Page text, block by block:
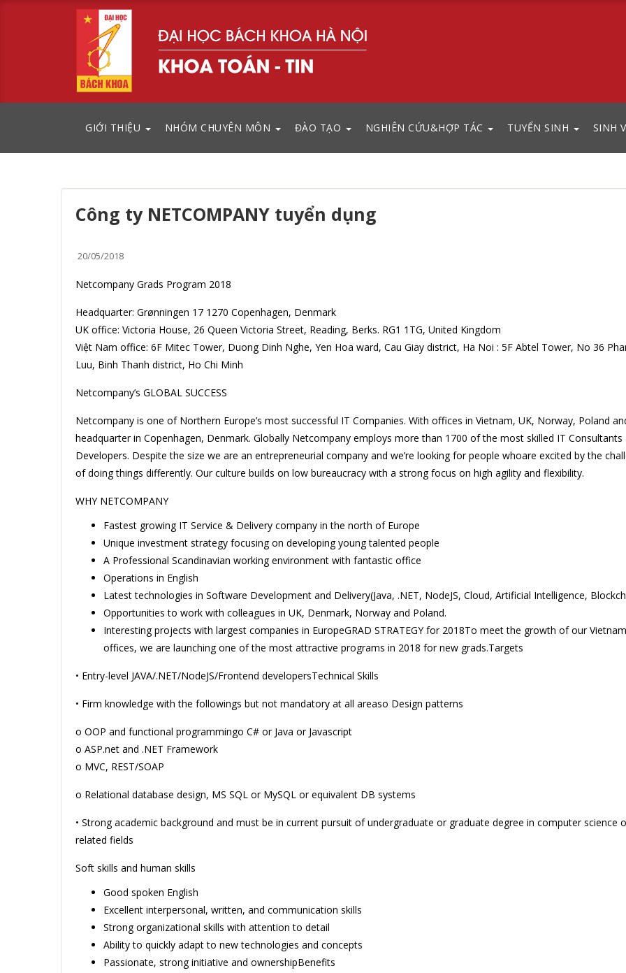
GIỚI THIỆU NHÓM CHUYÊN MÔN ĐÀO TẠO NGHIÊN CỨU&HỢP TÁC TUYỂN SINH SINH
Công ty NETCOMPANY tuyển dụng
20/05/2018
Netcompany Grads Program 2018
Headquarter: Grønningen 17 1270 Copenhagen, Denmark
UK office: Victoria House, 26 Queen Victoria Street, Reading, Berks. RG1 1TG, United Kingdom
Việt Nam office: 6F Mitec Tower, Duong Dinh Nghe, Yen Hoa ward, Cau Giay district, Ha Noi : 5F Abtel Tower, No 36
Luu, Binh Thanh district, Ho Chi Minh
Netcompany’s GLOBAL SUCCESS
Netcompany is one of Northern Europe’s most successful IT Companies. With offices in Vietnam, UK, Norway, Poland
headquarter in Copenhagen, Denmark. Globally Netcompany employs more than 1700 of the most skilled IT Consultants
Developers. Despite the size we are an entrepreneurial company and we’re looking for people whoare excited by the
of doing things differently. Our culture builds on low bureaucracy with a strong focus on high agility and flexibility.
WHY NETCOMPANY
Fastest growing IT Service & Delivery company in the north of Europe
Unique investment strategy focusing on developing young talented people
A Professional Scandinavian working environment with fantastic office
Operations in English
Latest technologies in Software Development and Delivery(Java, .NET, NodeJS, Cloud, Artificial Intelligence,
Opportunities to work with colleagues in UK, Denmark, Norway and Poland.
Interesting projects with largest companies in EuropeGRAD STRATEGY for 2018To meet the growth of our Vietnam
offices, we are launching one of the most attractive programs in 2018 for new grads.Targets
• Entry-level JAVA/.NET/NodeJS/Frontend developersTechnical Skills
• Firm knowledge with the followings but not mandatory at all areaso Design patterns
o OOP and functional programmingo C# or Java or Javascript
o ASP.net and .NET Framework
o MVC, REST/SOAP
o Relational database design, MS SQL or MySQL or equivalent DB systems
• Strong academic background and must be in current pursuit of undergraduate or graduate degree in computer science
related fields
Soft skills and human skills
Good spoken English
Excellent interpersonal, written, and communication skills
Strong organizational skills with attention to detail
Ability to quickly adapt to new technologies and concepts
Passionate, strong initiative and ownershipBenefits